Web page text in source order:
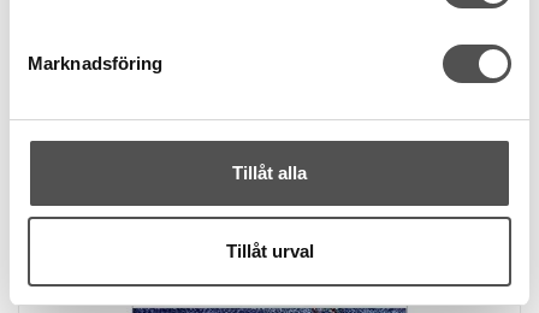
Marknadsföring
Tillåt alla
Tillåt urval